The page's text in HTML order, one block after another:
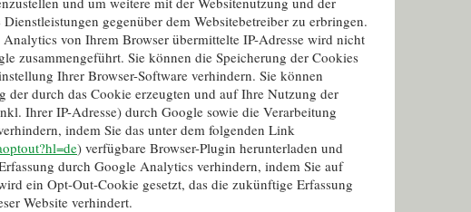
gegenüber dem Websitebetreiber zu erbringen.
von Ihrem Browser übermittelte IP-Adresse wird nicht
zusammengeführt. Sie können die Speicherung der Cookies
Ihrer Browser-Software verhindern. Sie können
der durch das Cookie erzeugten und auf Ihre Nutzung der
Ihrer IP-Adresse) durch Google sowie die Verarbeitung
indem Sie das unter dem folgenden Link
) verfügbare Browser-Plugin herunterladen und
durch Google Analytics verhindern, indem Sie auf
ein Opt-Out-Cookie gesetzt, das die zukünftige Erfassung
Website verhindert.